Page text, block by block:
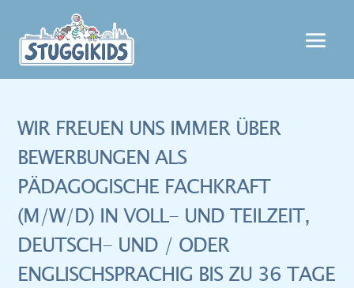
WIR FREUEN UNS IMMER ÜBER
BEWERBUNGEN ALS
PÄDAGOGISCHE FACHKRAFT
(M/W/D) IN VOLL- UND TEILZEIT,
DEUTSCH- UND / ODER
ENGLISCHSPRACHIG BIS ZU 36 TAGE